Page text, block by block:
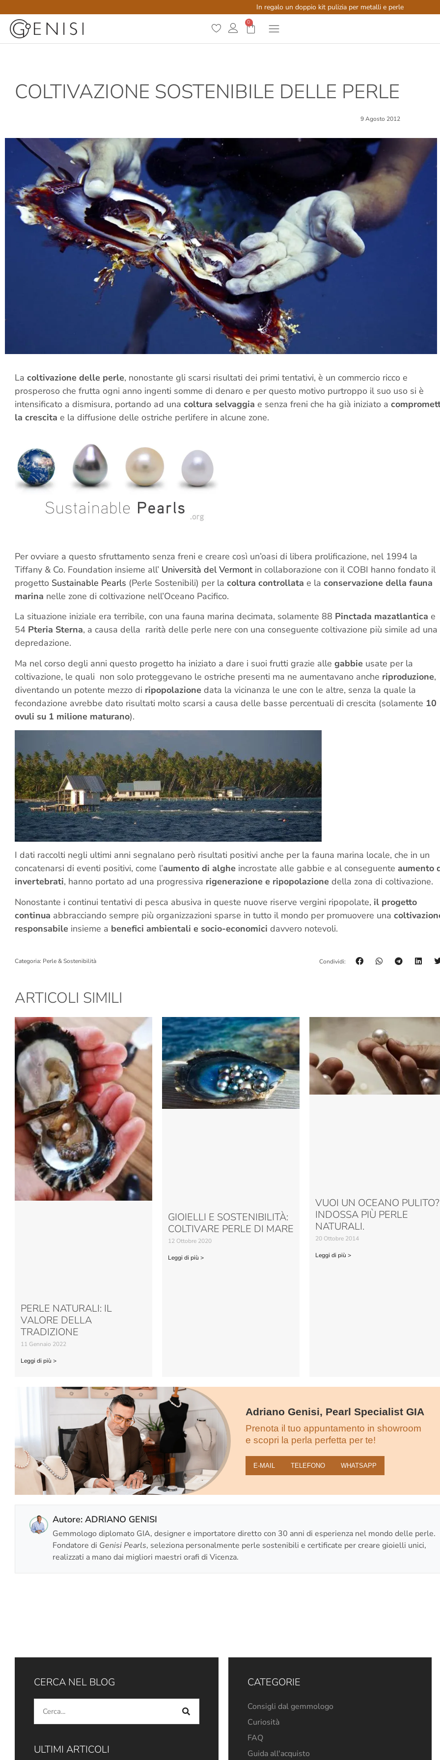
In regalo un doppio kit pulizia per metalli e perle
0
COLTIVAZIONE SOSTENIBILE DELLE PERLE
9 Agosto 2012
La coltivazione delle perle, nonostante gli scarsi risultati dei primi tentativi, è un commercio ricco e
prosperoso che frutta ogni anno ingenti somme di denaro e per questo motivo purtroppo il suo uso si è
intensificato a dismisura, portando ad una coltura selvaggia e senza freni che ha già iniziato a
la crescita e la diffusione delle ostriche perlifere in alcune zone.
Per ovviare a questo sfruttamento senza freni e creare così un’oasi di libera prolificazione, nel 1994 la
Tiffany & Co. Foundation insieme all’ Università del Vermontin collaborazione con il COBI hanno fondato il
progetto Sustainable Pearls (Perle Sostenibili) per la coltura controllata e la conservazione della fauna
marina nelle zone di coltivazione nell’Oceano Pacifico.
La situazione iniziale era terribile, con una fauna marina decimata, solamente 88 Pinctada mazatlantica e
54 Pteria Sterna, a causa della rarità delle perle nere con una conseguente coltivazione più simile ad una
depredazione.
Ma nel corso degli anni questo progetto ha iniziato a dare i suoi frutti grazie alle gabbie usate per la
coltivazione, le quali non solo proteggevano le ostriche presenti ma ne aumentavano anche riproduzione,
diventando un potente mezzo di ripopolazione data la vicinanza le une con le altre, senza la quale la
fecondazione avrebbe dato risultati molto scarsi a causa delle basse percentuali di crescita (solamente 10
ovuli su 1 milione maturano).
I dati raccolti negli ultimi anni segnalano però risultati positivi anche per la fauna marina locale, che in un
concatenarsi di eventi positivi, come l’aumento di alghe incrostate alle gabbie e al conseguente aumento
invertebrati, hanno portato ad una progressiva rigenerazione e ripopolazione della zona di coltivazione.
Nonostante i continui tentativi di pesca abusiva in queste nuove riserve vergini ripopolate, il progetto
continua abbracciando sempre più organizzazioni sparse in tutto il mondo per promuovere una
responsabile insieme a benefici ambientali e socio-economici davvero notevoli.
Categoria: Perle & Sostenibilità Condividi:
ARTICOLI SIMILI
PERLE NATURALI: IL
VALORE DELLA
TRADIZIONE
11 Gennaio 2022
Leggi di più >
GIOIELLI E SOSTENIBILITÀ:
COLTIVARE PERLE DI MARE
12 Ottobre 2020
Leggi di più >
VUOI UN OCEANO PULITO?
INDOSSA PIÙ PERLE
NATURALI.
20 Ottobre 2014
Leggi di più >
Adriano Genisi, Pearl Specialist GIA
Prenota il tuo appuntamento in showroom
e scopri la perla perfetta per te!
E‑MAIL TELEFONO WHATSAPP
Autore: ADRIANO GENISI
Gemmologo diplomato GIA, designer e importatore diretto con 30 anni di esperienza nel mondo delle perle.
Fondatore di Genisi Pearls, seleziona personalmente perle sostenibili e certificate per creare gioielli unici,
realizzati a mano dai migliori maestri orafi di Vicenza.
CERCA NEL BLOG
ULTIMI ARTICOLI
CATEGORIE
Consigli dal gemmologo
Curiosità
FAQ
Guida all'acquisto